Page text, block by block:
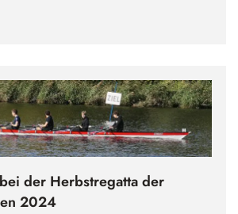
der Herbstregatta der
2024